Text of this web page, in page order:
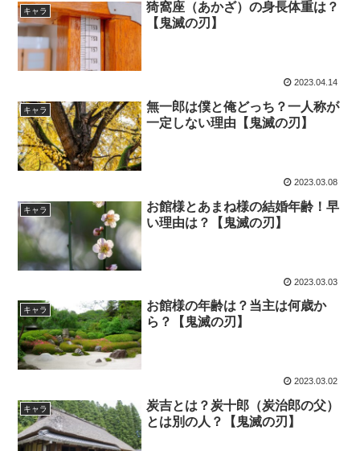
キャラ
猗窩座（あかざ）の身長体重は？
【鬼滅の刃】
2023.04.14
キャラ
無一郎は僕と俺どっち？一人称が
一定しない理由【鬼滅の刃】
2023.03.08
キャラ
お館様とあまね様の結婚年齢！早
い理由は？【鬼滅の刃】
2023.03.03
キャラ
お館様の年齢は？当主は何歳か
ら？【鬼滅の刃】
2023.03.02
キャラ
炭吉とは？炭十郎（炭治郎の父）
とは別の人？【鬼滅の刃】